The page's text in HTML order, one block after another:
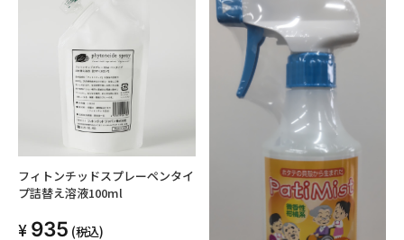
フィトンチッドスプレーペンタイ
プ詰替え溶液100ml
935 (税込)